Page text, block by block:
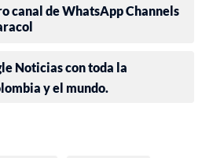
canal de WhatsApp Channels
Noticias con toda la
y el mundo.